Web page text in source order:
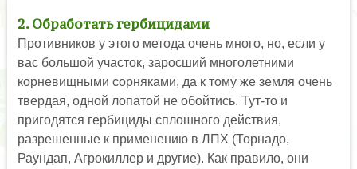
2. Обработать гербицидами
Противников у этого метода очень много, но, если у
вас большой участок, заросший многолетними
корневищными сорняками, да к тому же земля очень
твердая, одной лопатой не обойтись. Тут-то и
пригодятся гербициды сплошного действия,
разрешенные к применению в ЛПХ (Торнадо,
Раундап, Агрокиллер и другие). Как правило, они